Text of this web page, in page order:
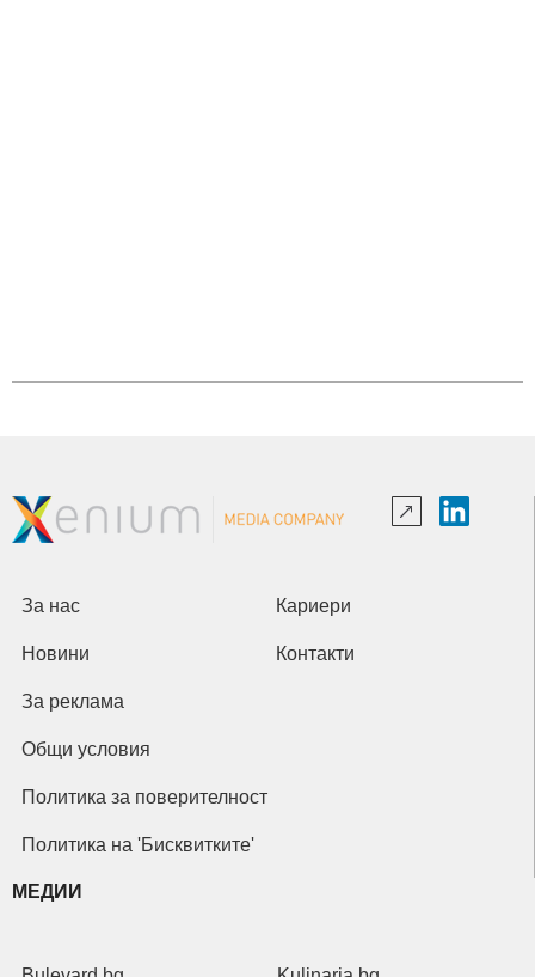
За нас Кариери
Новини Контакти
За реклама
Общи условия
Политика за поверителност
Политика на 'Бисквитките'
МЕДИИ